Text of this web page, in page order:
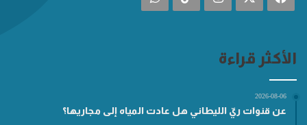
الأكثر قراءة
2026-08-06
عن قنوات ريّ الليطاني هل عادت المياه إلى مجاريها؟